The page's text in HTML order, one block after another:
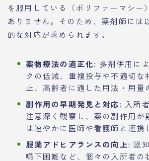
を服用している（ポリファーマシー
ありません。そのため、薬剤師には
的な対応が求められます。
薬物療法の適正化: 多剤併用に
クの低減、重複投与や不適切な
止、高齢者に適した用法・用量
副作用の早期発見と対応: 入所
注意深く観察し、薬の副作用が
は速やかに医師や看護師と連携
服薬アドヒアランスの向上: 認
嚥下困難など、個々の入所者の